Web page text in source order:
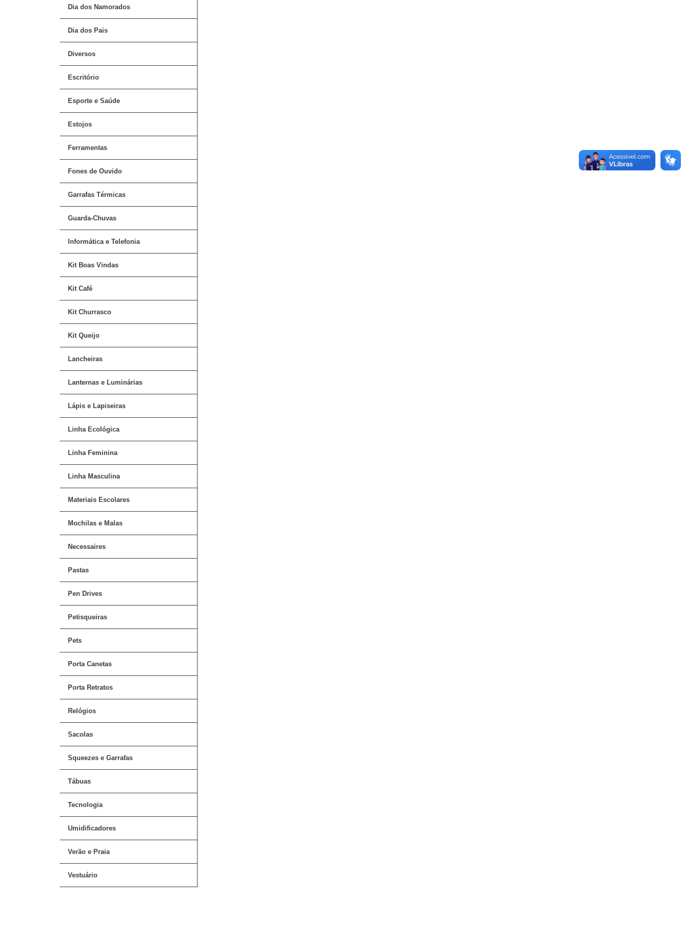
Dia dos Namorados
Dia dos Pais
Diversos
Escritório
Esporte e Saúde
Estojos
Ferramentas
Fones de Ouvido
Garrafas Térmicas
Guarda-Chuvas
Informática e Telefonia
Kit Boas Vindas
Kit Café
Kit Churrasco
Kit Queijo
Lancheiras
Lanternas e Luminárias
Lápis e Lapiseiras
Linha Ecológica
Linha Feminina
Linha Masculina
Materiais Escolares
Mochilas e Malas
Necessaires
Pastas
Pen Drives
Petisqueiras
Pets
Porta Canetas
Porta Retratos
Relógios
Sacolas
Squeezes e Garrafas
Tábuas
Tecnologia
Umidificadores
Verão e Praia
Vestuário